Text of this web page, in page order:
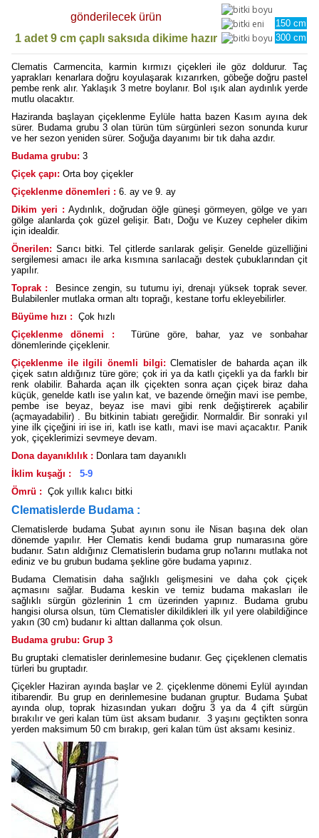
gönderilecek ürün
150 cm
1 adet 9 cm çaplı saksıda dikime hazır 300 cm
Clematis Carmencita, karmin kırmızı çiçekleri ile göz doldurur. Taç
yaprakları kenarlara doğru koyulaşarak kızarırken, göbeğe doğru pastel
pembe renk alır. Yaklaşık 3 metre boylanır. Bol ışık alan aydınlık yerde
mutlu olacaktır.
Haziranda başlayan çiçeklenme Eylüle hatta bazen Kasım ayına dek
sürer. Budama grubu 3 olan türün tüm sürgünleri sezon sonunda kurur
ve her sezon yeniden sürer. Soğuğa dayanımı bir tık daha azdır.
Budama grubu: 3
Çiçek çapı: Orta boy çiçekler
Çiçeklenme dönemleri : 6. ay ve 9. ay
Dikim yeri : Aydınlık, doğrudan öğle güneşi görmeyen, gölge ve yarı
gölge alanlarda çok güzel gelişir. Batı, Doğu ve Kuzey cepheler dikim
için idealdir.
Önerilen: Sarıcı bitki. Tel çitlerde sarılarak gelişir. Genelde güzelliğini
sergilemesi amacı ile arka kısmına sarılacağı destek çubuklarından çit
yapılır.
Toprak :
Besince zengin, su tutumu iyi, drenajı yüksek toprak sever.
Bulabilenler mutlaka orman altı toprağı, kestane torfu ekleyebilirler.
Büyüme hızı : Çok hızlı
Çiçeklenme dönemi :
Türüne göre, bahar, yaz ve sonbahar
dönemlerinde çiçeklenir.
Çiçeklenme ile ilgili önemli bilgi: Clematisler de baharda açan ilk
çiçek satın aldığınız türe göre; çok iri ya da katlı çiçekli ya da farklı bir
renk olabilir. Baharda açan ilk çiçekten sonra açan çiçek biraz daha
küçük, genelde katlı ise yalın kat, ve bazende örneğin mavi ise pembe,
pembe ise beyaz, beyaz ise mavi gibi renk değiştirerek açabilir
(açmayadabilir) . Bu bitkinin tabiatı gereğidir. Normaldir. Bir sonraki yıl
yine ilk çiçeğini iri ise iri, katlı ise katlı, mavi ise mavi açacaktır. Panik
yok, çiçeklerimizi sevmeye devam.
Dona dayanıklılık : Donlara tam dayanıklı
İklim kuşağı :
5-9
Ömrü : Çok yıllık kalıcı bitki
Clematislerde Budama :
Clematislerde budama Şubat ayının sonu ile Nisan başına dek olan
dönemde yapılır. Her Clematis kendi budama grup numarasına göre
budanır. Satın aldığınız Clematislerin budama grup no'larını mutlaka not
ediniz ve bu grubun budama şekline göre budama yapınız.
Budama Clematisin daha sağlıklı gelişmesini ve daha çok çiçek
açmasını sağlar. Budama keskin ve temiz budama makasları ile
sağlıklı sürgün gözlerinin 1 cm üzerinden yapınız. Budama grubu
hangisi olursa olsun, tüm Clematisler dikildikleri ilk yıl yere olabildiğince
yakın (30 cm) budanır ki alttan dallanma çok olsun.
Budama grubu: Grup 3
Bu gruptaki clematisler derinlemesine budanır. Geç çiçeklenen clematis
türleri bu gruptadır.
Çiçekler Haziran ayında başlar ve 2. çiçeklenme dönemi Eylül ayından
itibarendir. Bu grup en derinlemesine budanan gruptur. Budama Şubat
ayında olup, toprak hizasından yukarı doğru 3 ya da 4 çift sürgün
bırakılır ve geri kalan tüm üst aksam budanır. 3 yaşını geçtikten sonra
yerden maksimum 50 cm bırakıp, geri kalan tüm üst aksamı kesiniz.